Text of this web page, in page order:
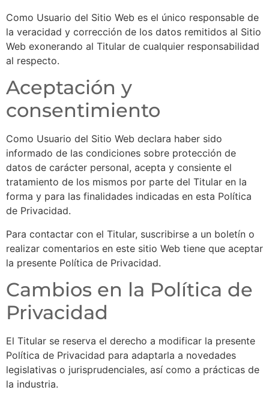
Como Usuario del Sitio Web es el único responsable de
la veracidad y corrección de los datos remitidos al Sitio
Web exonerando al Titular de cualquier responsabilidad
al respecto.
Aceptación y
consentimiento
Como Usuario del Sitio Web declara haber sido
informado de las condiciones sobre protección de
datos de carácter personal, acepta y consiente el
tratamiento de los mismos por parte del Titular en la
forma y para las finalidades indicadas en esta Política
de Privacidad.
Para contactar con el Titular, suscribirse a un boletín o
realizar comentarios en este sitio Web tiene que aceptar
la presente Política de Privacidad.
Cambios en la Política de
Privacidad
El Titular se reserva el derecho a modificar la presente
Política de Privacidad para adaptarla a novedades
legislativas o jurisprudenciales, así como a prácticas de
la industria.